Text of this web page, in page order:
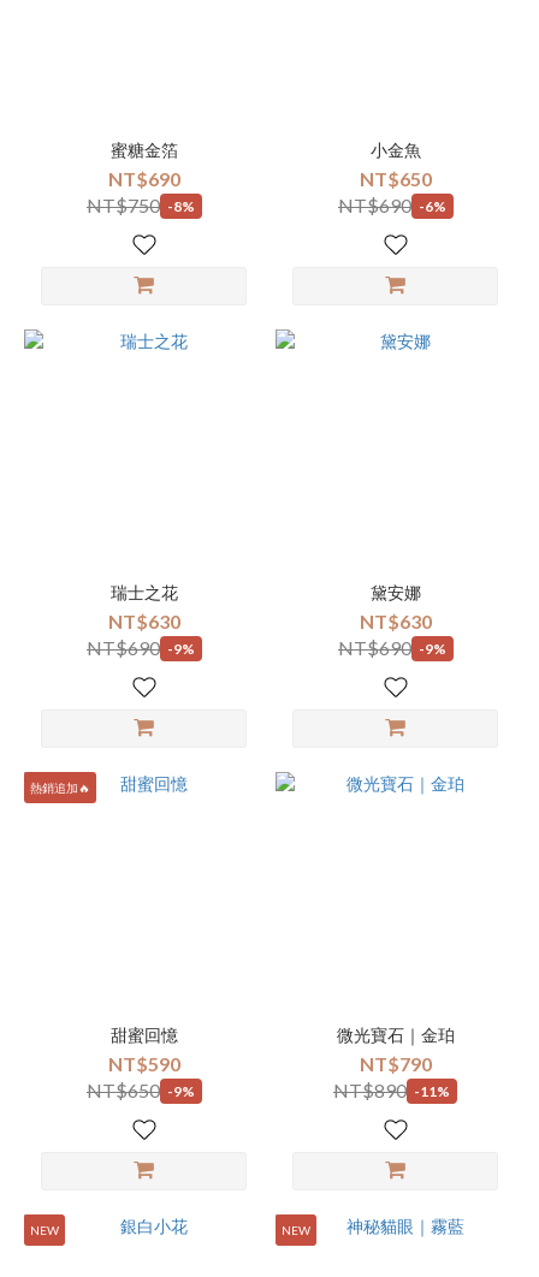
蜜糖金箔
NT$690
NT$750 -8%
小金魚
NT$650
NT$690 -6%
瑞士之花
NT$630
NT$690 -9%
黛安娜
NT$630
NT$690 -9%
熱銷追加🔥
甜蜜回憶
NT$590
NT$650 -9%
微光寶石｜金珀
NT$790
NT$890 -11%
NEW NEW